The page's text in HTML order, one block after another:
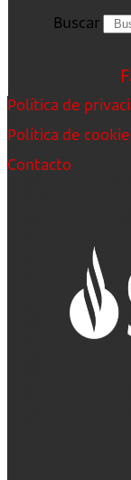
Buscar
Política de
Política de
Contacto